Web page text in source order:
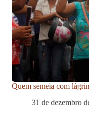
Quem semeia com
31 de dezembro